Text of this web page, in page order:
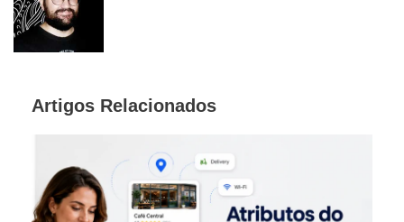
Artigos Relacionados